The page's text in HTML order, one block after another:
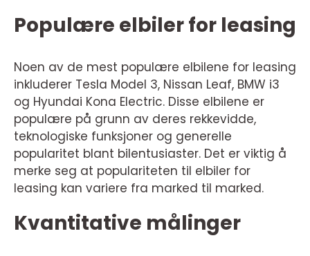
Populære elbiler for leasing
Noen av de mest populære elbilene for leasing
inkluderer Tesla Model 3, Nissan Leaf, BMW i3
og Hyundai Kona Electric. Disse elbilene er
populære på grunn av deres rekkevidde,
teknologiske funksjoner og generelle
popularitet blant bilentusiaster. Det er viktig å
merke seg at populariteten til elbiler for
leasing kan variere fra marked til marked.
Kvantitative målinger